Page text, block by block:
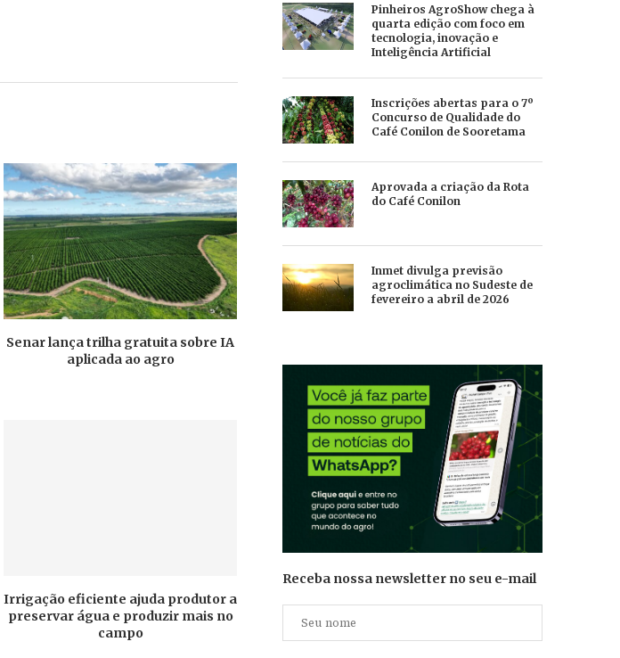
Senar lança trilha gratuita sobre IA
aplicada ao agro
Irrigação eficiente ajuda produtor a
preservar água e produzir mais no
campo
Pinheiros AgroShow chega à
quarta edição com foco em
tecnologia, inovação e
Inteligência Artificial
Inscrições abertas para o 7º
Concurso de Qualidade do
Café Conilon de Sooretama
Aprovada a criação da Rota
do Café Conilon
Inmet divulga previsão
agroclimática no Sudeste de
fevereiro a abril de 2026
Receba nossa newsletter no seu e-mail